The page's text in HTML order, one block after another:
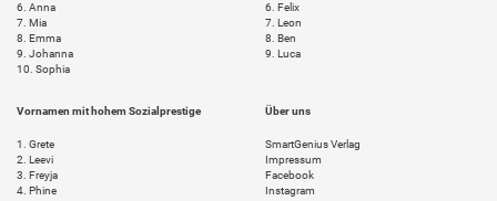
6. Anna
7. Mia
8. Emma
9. Johanna
10. Sophia
6. Felix
7. Leon
8. Ben
9. Luca
Vornamen mit hohem Sozialprestige
1.
Grete
2. Leevi
3. Freyja
4. Phine
Über uns
SmartGenius Verlag
Impressum
Facebook
Instagram